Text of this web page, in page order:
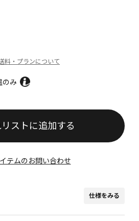
料・プランについて
のみ
ストに追加する
テムのお問い合わせ
仕様をみる